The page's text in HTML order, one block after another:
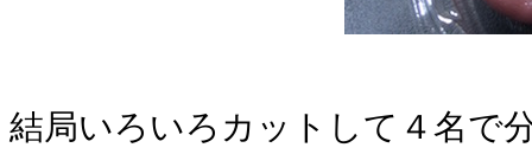
結局いろいろカットして４名で